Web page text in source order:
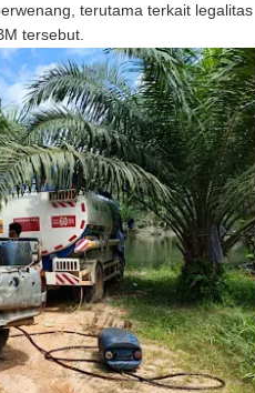
terutama terkait legalitas
tersebut.